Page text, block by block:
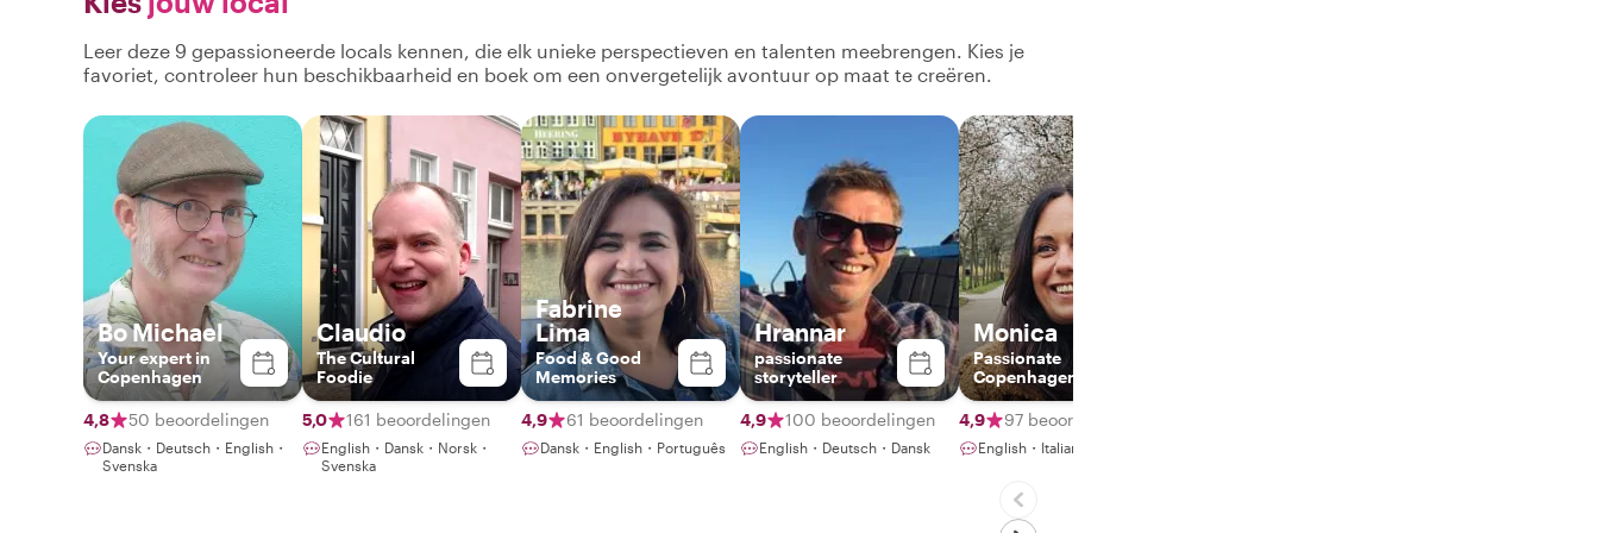
Leer deze 9 gepassioneerde locals kennen, die elk unieke perspectieven en talenten meebrengen. Kies je
favoriet, controleer hun beschikbaarheid en boek om een onvergetelijk avontuur op maat te creëren.
Bo Michael
Your expert in
Copenhagen
4,8 50 beoordelingen
Dansk・Deutsch・English・
Svenska
Claudio
The Cultural
Foodie
5,0 161 beoordelingen
English・Dansk・Norsk・
Svenska
Fabrine
Lima
Food & Good
Memories
4,9 61 beoordelingen
Dansk・English・Português
Hrannar
passionate
storyteller
4,9 100 beoordelingen
English・Deutsch・Dansk
Monica
Passionate
Copenhagen
Guide – Discover
Food, Art &
Nature with a
Local
4,9 97 beoordelingen
English・Italiano